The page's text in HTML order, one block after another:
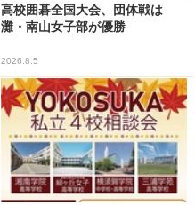
高校囲碁全国大会、団体戦は
灘・南山女子部が優勝
2026.8.5